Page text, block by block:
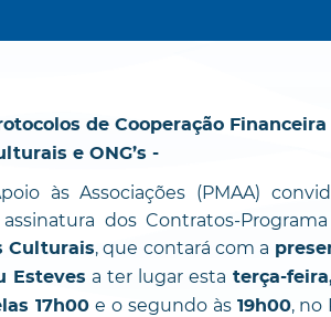
de Cooperação Financeira
e ONG’s -
às Associações (PMAA)
dos Contratos-
Culturais, que contará com a
Esteves a ter lugar esta terça-
17h00 e o segundo às 19h00, no